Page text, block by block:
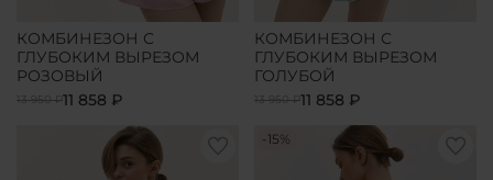
КОМБИНЕЗОН С
ГЛУБОКИМ ВЫРЕЗОМ
РОЗОВЫЙ
13 950 ₽11 858 ₽
КОМБИНЕЗОН С
ГЛУБОКИМ ВЫРЕЗОМ
ГОЛУБОЙ
13 950 ₽11 858 ₽
-15%